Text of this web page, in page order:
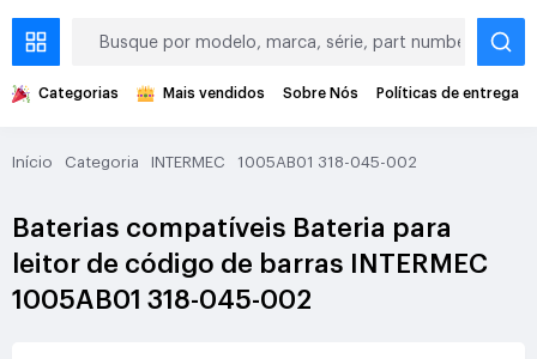
Categorias Mais vendidos Sobre Nós Políticas de entrega
Início Categoria INTERMEC 1005AB01 318-045-002
Baterias compatíveis Bateria para
leitor de código de barras INTERMEC
1005AB01 318-045-002